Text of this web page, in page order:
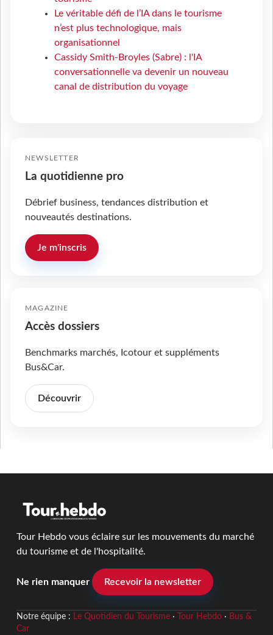
Le véritable défi de l’IA dans le tourisme
n’est plus technologique, mais
organisationnel
Cassidy Smith-Broyles (Sabre) : l'IA
conversationnelle va devenir un nouveau
canal de distribution du voyage
NEWSLETTER
La quotidienne pro
Débrief business, tendances distribution et
nouveautés destinations.
Je m'inscris
MAGAZINE
Accès dossiers
Benchmarks marchés, Icotour et suppléments
Bus&Car.
Découvrir
Tour Hebdo vous éclaire sur les mouvements du marché
du tourisme et de l'hospitalité.
Ne rien manquer Recevoir la newsletter
Notre équipe : Le Quotidien du Tourisme· Tour Hebdo· Bus &
Car